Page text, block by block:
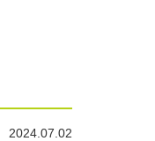
2024.07.02